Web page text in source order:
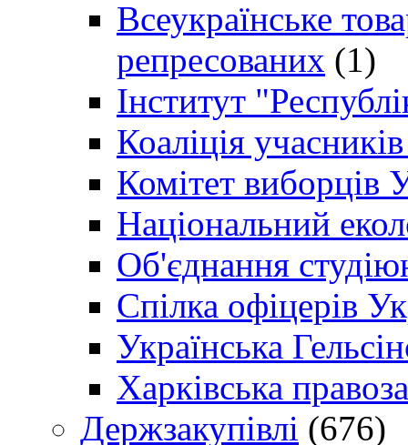
Всеукраїнське
репресованих (1)
Інститут
Коаліція
Комітет виборців
Національний
Об'єднання
Спілка офіцерів
Українська
Харківська
Держзакупівлі (676)